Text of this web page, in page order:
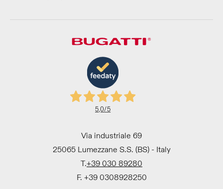
5,0/5
Via industriale 69
25065 Lumezzane S.S. (BS) - Italy
T.+39 030 89280
F. +39 0308928250